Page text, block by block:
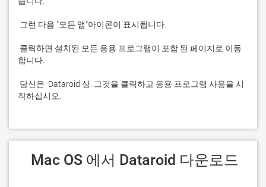
작하십시오.
Mac OS 에서 Dataroid 다운로드